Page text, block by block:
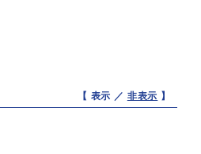
【 表示 ／ 非表示 】